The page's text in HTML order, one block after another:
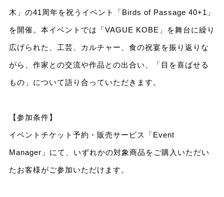
木」の41周年を祝うイベント「Birds of Passage 40+1」
を開催。本イベントでは「VAGUE KOBE」を舞台に繰り
広げられた、工芸、カルチャー、食の祝宴を振り返りな
がら、作家との交流や作品との出合い、「目を喜ばせる
もの」について語り合っていただきます。
【参加条件】
イベントチケット予約・販売サービス「Event
Manager」にて、いずれかの対象商品をご購入いただい
たお客様がご参加いただけます。